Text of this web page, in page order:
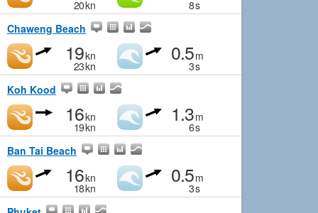
20kn 8s
Chaweng Beach
19kn
23kn
0.5m
3s
Koh Kood
16kn
19kn
1.3m
6s
Ban Tai Beach
16kn
18kn
0.5m
3s